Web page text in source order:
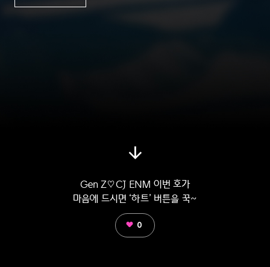
Gen Z♡CJ ENM 이번 호가
마음에 드시면 ‘하트’ 버튼을 꾹~
0